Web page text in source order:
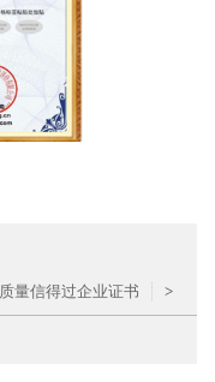
质量信得过企业证书 >